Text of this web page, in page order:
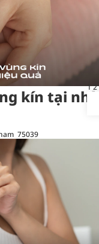
kín tại nhà
75039
12